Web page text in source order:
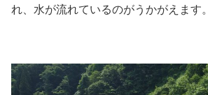
れ、水が流れているのがうかがえます。